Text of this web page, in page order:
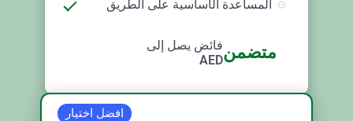
المساعدة الأساسية على الطريق
متضمنفائض يصل إلى
AED
افضل اختيار